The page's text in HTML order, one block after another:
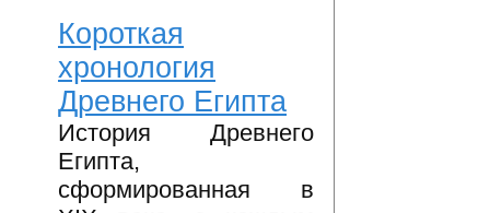
Короткая
хронология
Древнего Египта
История Древнего
Египта,
сформированная в